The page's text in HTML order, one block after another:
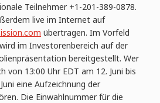
Teilnehmer +1-201-389-0878.
live im Internet auf
übertragen. Im Vorfeld
im Investorenbereich auf der
bereitgestellt. Wer
von 13:00 Uhr EDT am 12. Juni bis
eine Aufzeichnung der
Die Einwahlnummer für die